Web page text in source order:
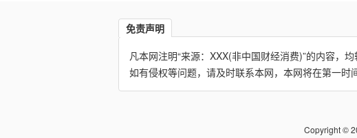
免责声明
凡本网注明“来源：XXX(非中国财经消费)”的内容，
如有侵权等问题，请及时联系本网，本网将在第一时
Copyright ©